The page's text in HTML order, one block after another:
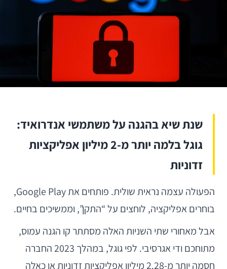
שנת שיא בהגנה על משתמשי אנדרואיד:
גוגל בלמה יותר מ-2 מיליון אפליקציות
זדוניות
הפעולה עצמה נראית שולית. פותחים את Google Play,
בוחרים אפליקציה, לוחצים על “התקן”, וממשיכים בחיים.
אבל מאחורי שתי השניות האלה מסתתר קו הגנה עמוס,
מתוחכם ודי אגרסיבי. לפי גוגל, במהלך 2023 החברה
חסמה יותר מ-2.28 מיליון אפליקציות זדוניות או כאלה